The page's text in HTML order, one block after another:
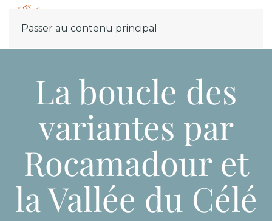
Passer au contenu principal
La boucle des
variantes par
Rocamadour et
la Vallée du Célé